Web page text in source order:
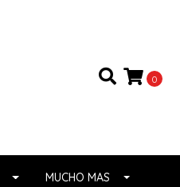
0
MUCHO MAS